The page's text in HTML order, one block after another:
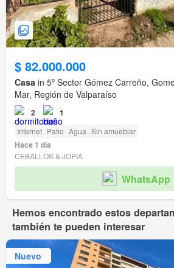
$ 82.000.000
Casa in 5º Sector Gómez Carreño,
Mar, Región de Valparaíso
2 1
Internet Patio Agua Sin amueblar
Hace 1 día
CEBALLOS & JOPIA
WhatsApp
Hemos encontrado estos
también te pueden interesar
Nuevo